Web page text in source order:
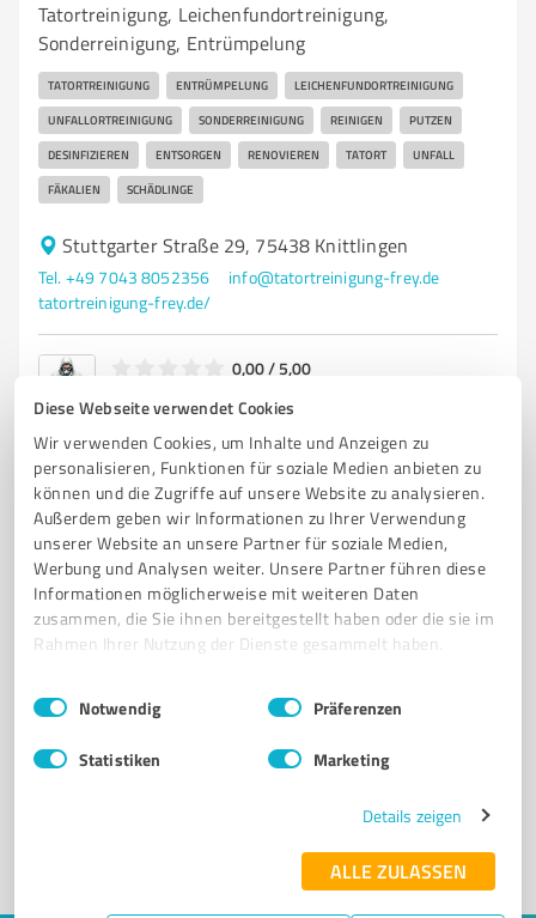
Diese Webseite verwendet Cookies
Wir verwenden Cookies, um Inhalte und Anzeigen zu
personalisieren, Funktionen für soziale Medien anbieten zu
können und die Zugriffe auf unsere Website zu analysieren.
Außerdem geben wir Informationen zu Ihrer Verwendung
unserer Website an unsere Partner für soziale Medien,
Werbung und Analysen weiter. Unsere Partner führen diese
Informationen möglicherweise mit weiteren Daten
zusammen, die Sie ihnen bereitgestellt haben oder die sie im
Rahmen Ihrer Nutzung der Dienste gesammelt haben.
Impressum Datenschutzbestimmungen
Einwilligungsauswahl
Notwendig Präferenzen
Statistiken Marketing
Details zeigen
ALLE ZULASSEN
Tatortreinigung, Leichenfundortreinigung,
Sonderreinigung, Entrümpelung
TATORTREINIGUNG ENTRÜMPELUNG LEICHENFUNDORTREINIGUNG
UNFALLORTREINIGUNG SONDERREINIGUNG REINIGEN PUTZEN
DESINFIZIEREN ENTSORGEN RENOVIEREN TATORT UNFALL
FÄKALIEN SCHÄDLINGE
Stuttgarter Straße 29, 75438 Knittlingen
Tel. +49 7043 8052356
info@tatortreinigung-frey.de
tatortreinigung-frey.de/
0,00 / 5,00
Sie möchten auch hier gelistet werden?
Kunden empfohlener ProvenExpert!
1